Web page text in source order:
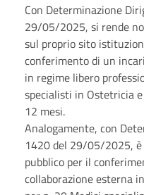
Con Determinazione
29/05/2025, si rende
sul proprio sito
conferimento di un
in regime libero
specialisti in Ostetricia
12 mesi.
Analogamente, con
1420 del 29/05/2025, è
pubblico per il
collaborazione esterna